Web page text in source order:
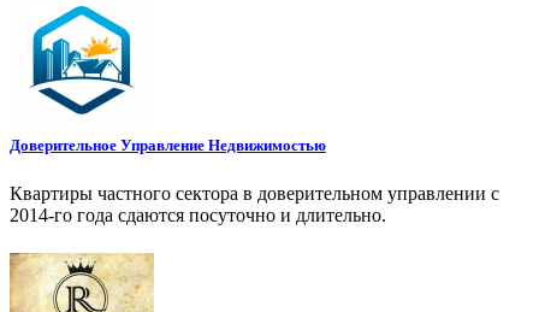
Доверительное Управление Недвижимостью
Квартиры частного сектора в доверительном управлении с
2014-го года сдаются посуточно и длительно.